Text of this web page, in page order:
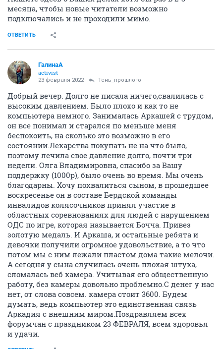
месяца, чтобы новые читатели возможно
подключались и не проходили мимо.
ОТВЕТИТЬ
ГалинаА
activist
23 февраля 2022 Тень_прошлого
Добрый вечер. Долго не писала ничего,свалилась с
высоким давлением. Было плохо и как то не
компьютера немного. Занималась Аркашей с трудом,
он все понимал и старался по меньше меня
беспокоить, на сколько это возможно в его
состоянии.Лекарства покупать не на что было,
поэтому лечила свое давление долго, почти три
недели. Олга Владимировна, спасибо за Вашу
поддержку (1000р), было очень во время. Мы очень
благодарны. Хочу похвалиться сыном, в прошедшее
воскресенье он в составе Бердской команды
инвалидов колясочников принял участие в
областных соревнованиях для людей с нарушением
ОДС по игре, которая называется Бочча. Привез
золотую медаль. И Аркаша, и остальные ребята и
девочки получили огромное удовольствие, а то что
потом мы с ним лежали пластом дома такие мелочи.
А сегодня у сына случилась очень плохая штука,
сломалась веб камера. Учитывая его общественную
работу, без камеры довольно проблемно.С денег у нас
нет, от слова совсем. камера стоит 3600. Будем
думать, ведь компьютер это единственная связь
Аркадия с внешним миром.Поздравляем всех
форумчан с праздником 23 ФЕВРАЛЯ, всем здоровья
и удачи.